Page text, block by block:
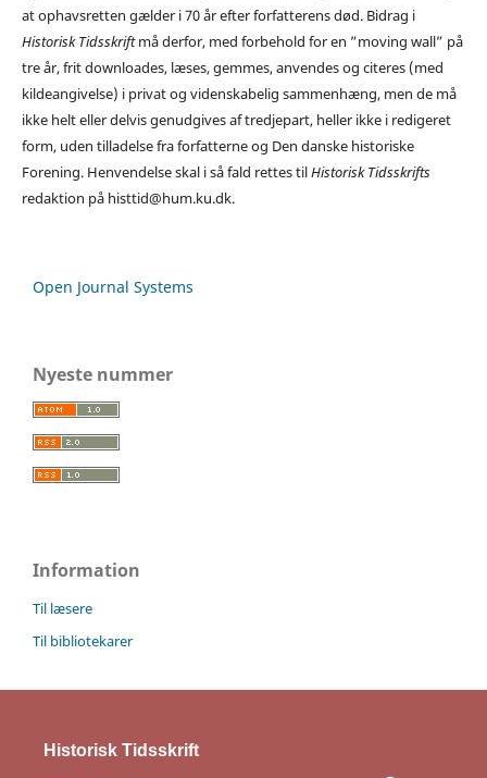
at ophavsretten gælder i 70 år efter forfatterens død. Bidrag i
Historisk Tidsskriftmå derfor, med forbehold for en ”moving wall” på
tre år, frit downloades, læses, gemmes, anvendes og citeres (med
kildeangivelse) i privat og videnskabelig sammenhæng, men de må
ikke helt eller delvis genudgives af tredjepart, heller ikke i redigeret
form, uden tilladelse fra forfatterne og Den danske historiske
Forening. Henvendelse skal i så fald rettes tilHistorisk Tidsskrifts
redaktion på histtid@hum.ku.dk.
Open Journal Systems
Nyeste nummer
Information
Til læsere
Til bibliotekarer
Historisk Tidsskrift